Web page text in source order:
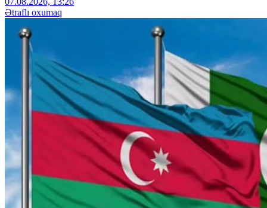
Ətraflı oxumaq